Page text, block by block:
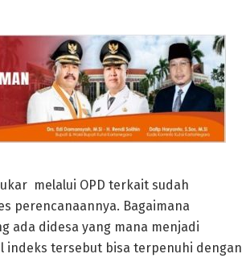
melalui OPD terkait sudah
perencanaannya. Bagaimana
ada didesa yang mana menjadi
indeks tersebut bisa terpenuhi dengan